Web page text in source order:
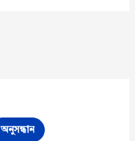
অনুসন্ধান